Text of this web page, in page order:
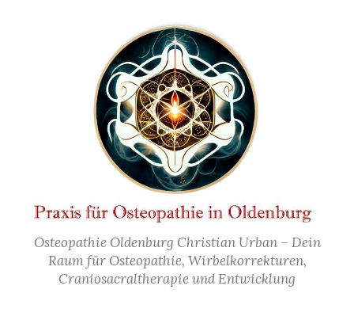
Osteopathie Oldenburg Christian Urban – Dein
Raum für Osteopathie, Wirbelkorrekturen,
Craniosacraltherapie und Entwicklung